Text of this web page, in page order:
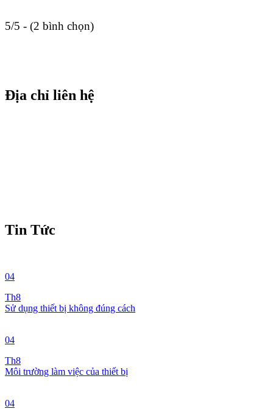
5/5 - (2 bình chọn)
Địa chỉ liên hệ
Tin Tức
04
Th8
Sử dụng thiết bị không đúng cách
04
Th8
Môi trường làm việc của thiết bị
04